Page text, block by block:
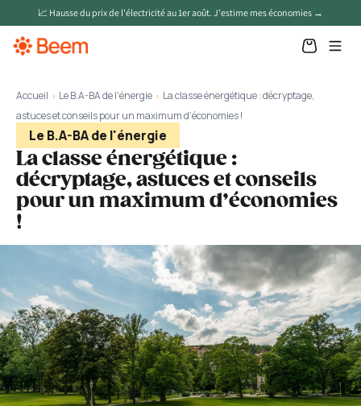
📈 Hausse du prix de l'électricité au 1er août. J'estime mes économies →
Nos produits
Panneaux solaires en toiture
Batteries solaires
Panneaux solaires plug & play
Chargeur VE
App Beem
Aide et savoir
Accueil › Le B.A-BA de l'énergie › La classe énergétique : décryptage,
astuces et conseils pour un maximum d’économies !
Le B.A-BA de l'énergie
La classe énergétique :
décryptage, astuces et conseils
pour un maximum d’économies
!